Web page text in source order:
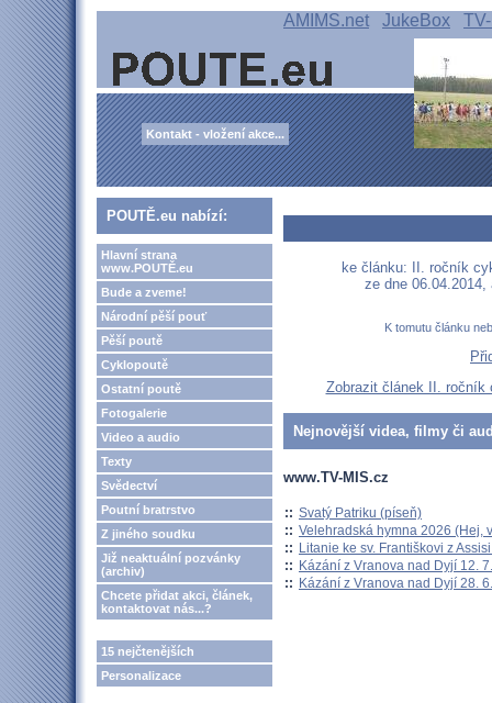
AMIMS.net JukeBox
Kontakt - vložení akce...
POUTĚ.eu nabízí:
Hlavní strana
www.POUTĚ.eu
Bude a zveme!
Národní pěší pouť
Pěší poutě
Cyklopoutě
Ostatní poutě
Fotogalerie
Video a audio
Texty
Svědectví
Poutní bratrstvo
Z jiného soudku
Již neaktuální pozvánky
(archiv)
Chcete přidat akci, článek,
kontaktovat nás...?
15 nejčtenějších
Personalizace
ke článku: II. ročník
ze dne
K tomutu článku
Zobrazit článek II. ročník
Nejnovější videa, filmy či
www.TV-MIS.cz
:: Svatý Patriku (píseň)
:: Velehradská hymna 2026 (Hej,
:: Litanie ke sv. Františkovi z
:: Kázání z Vranova nad Dyjí 12.
:: Kázání z Vranova nad Dyjí 28.